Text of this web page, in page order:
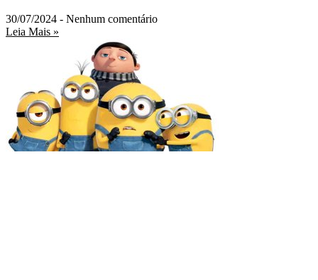
30/07/2024
Nenhum comentário
Leia Mais »